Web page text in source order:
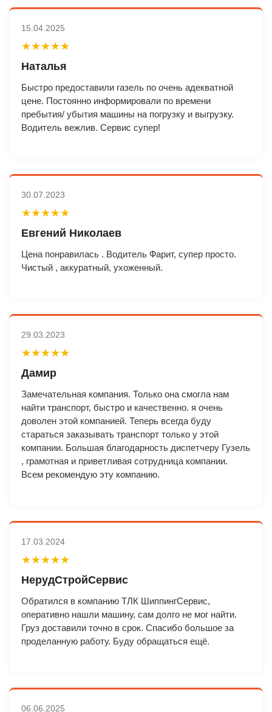
15.04.2025
★★★★★
Наталья
Быстро предоставили газель по очень адекватной
цене. Постоянно информировали по времени
пребытия/ убытия машины на погрузку и выгрузку.
Водитель вежлив. Сервис супер!
30.07.2023
★★★★★
Евгений Николаев
Цена понравилась . Водитель Фарит, супер просто.
Чистый , аккуратный, ухоженный.
29.03.2023
★★★★★
Дамир
Замечательная компания. Только она смогла нам
найти транспорт, быстро и качественно. я очень
доволен этой компанией. Теперь всегда буду
стараться заказывать транспорт только у этой
компании. Большая благодарность диспетчеру Гузель
, грамотная и приветливая сотрудница компании.
Всем рекомендую эту компанию.
17.03.2024
★★★★★
НерудСтройСервис
Обратился в компанию ТЛК ШиппингСервис,
оперативно нашли машину, сам долго не мог найти.
Груз доставили точно в срок. Спасибо большое за
проделанную работу. Буду обращаться ещё.
06.06.2025